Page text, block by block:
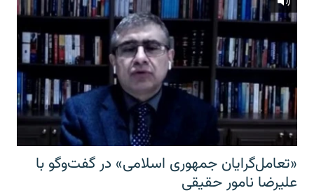
«تعامل‌گرایان جمهوری اسلامی» در گفت‌وگو با
علیرضا نامور حقیقی